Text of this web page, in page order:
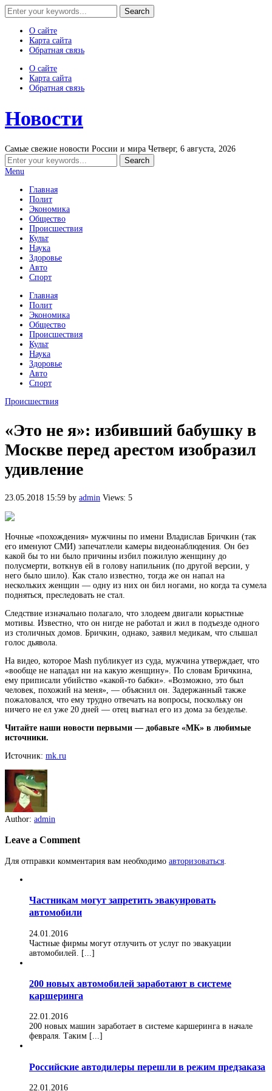
О сайте
Карта сайта
Обратная связь
О сайте
Карта сайта
Обратная связь
Новости
Самые свежие новости России и мира Четверг, 6 августа, 2026
Menu
Главная
Полит
Экономика
Общество
Происшествия
Культ
Наука
Здоровье
Авто
Спорт
Главная
Полит
Экономика
Общество
Происшествия
Культ
Наука
Здоровье
Авто
Спорт
Происшествия
«Это не я»: избивший бабушку в
Москве перед арестом изобразил
удивление
23.05.2018 15:59 by admin Views: 5
Ночные «похождения» мужчины по имени Владислав Бричкин (так
его именуют СМИ) запечатлели камеры видеонаблюдения. Он без
какой бы то ни было причины избил пожилую женщину до
полусмерти, воткнув ей в голову напильник (по другой версии, у
него было шило). Как стало известно, тогда же он напал на
нескольких женщин — одну из них он бил ногами, но когда та сумела
подняться, преследовать не стал.
Следствие изначально полагало, что злодеем двигали корыстные
мотивы. Известно, что он нигде не работал и жил в подъезде одного
из столичных домов. Бричкин, однако, заявил медикам, что слышал
голос дьявола.
На видео, которое Mash публикует из суда, мужчина утверждает, что
«вообще не нападал ни на какую женщину». По словам Бричкина,
ему приписали убийство «какой-то бабки». «Возможно, это был
человек, похожий на меня», — объяснил он. Задержанный также
пожаловался, что ему трудно отвечать на вопросы, поскольку он
ничего не ел уже 20 дней — отец выгнал его из дома за безделье.
Читайте наши новости первыми — добавьте «МК» в любимые
источники.
Источник: mk.ru
Author: admin
Leave a Comment
Для отправки комментария вам необходимо авторизоваться
Частникам могут запретить эвакуировать
автомобили
24.01.2016
Частные фирмы могут отлучить от услуг по эвакуации
автомобилей. [...]
200 новых автомобилей заработают в системе
каршеринга
22.01.2016
200 новых машин заработает в системе каршеринга в начале
февраля. Таким [...]
Российские автодилеры перешли в режим предзаказа
22.01.2016